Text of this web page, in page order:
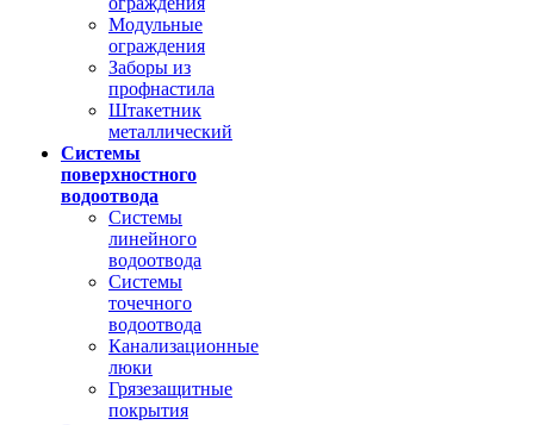
Модульные
ограждения
Заборы из
профнастила
Штакетник
металлический
Системы
поверхностного
водоотвода
Системы
линейного
водоотвода
Системы
точечного
водоотвода
Канализационные
люки
Грязезащитные
покрытия